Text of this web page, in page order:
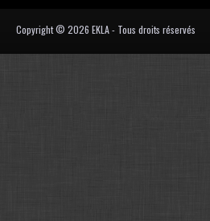
Copyright © 2026 EKLA - Tous droits réservés